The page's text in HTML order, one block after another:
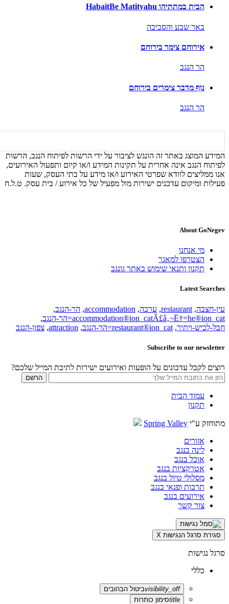
הבית במתתיהו HabaitBe Matityahu
באר שבע והסביבה
אירוחם צימר בירוחם
הר הנגב
נוף מדבר צימרים בירוחם
הר הנגב
המידע המוצג באתר זה הונגש לציבור על ידי הרשות לפיתוח הנגב, הרשות
לפיתוח הנגב אינה אחרית על תקינות המידע ו/או קיום ותפעול האירועים,
אנו ממליצים לוודא שפרטי האירוע ו/או מידע על בתי העסק, שעות
פעילות ומיקום עדכנים ישירות מול מפעיל של כל אירוע / בית עסק. ט.ל.ח
About GoNegev
מי אנחנו
הצטרפו למאגר
תקנון ותנאי שימוש באתר גונגב
Latest Searches
עין-חצבה,
restaurant
, ערבה,
accommodation
, הר-הנגב,
accommodation®ion_catÃ£â‚¬Ë†=he®ion_cat=הר-הנגב
,
חבל-לכיש-ויתיר, restaurant®ion_cat=הר-הנגב ,
attraction
, צפון-הנגב
Subscribe to our newsletter
רוצים לקבל עדכונים על הופעות ואירועים ישירות לתיבת המייל שלכם?
עמוד הבית
תקנון
מתוחזק ע"י Spring Valley
אזורים
לינה בנגב
אוכל בנגב
אטרקציות בנגב
מסלולי טיול בנגב
תרבות ופנאי בנגב
אירועים בנגב
צור קשר
סגירת סרגל הנגישות X
סרגל נגישות
כללי
visibility_offביטול הבהובים
titleסימון כותרות